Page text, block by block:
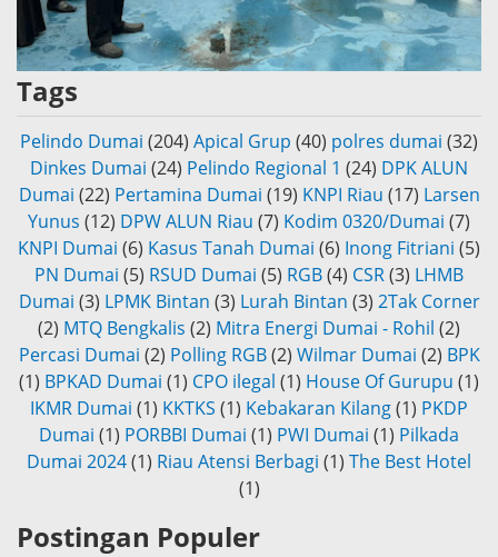
Tags
Pelindo Dumai (204) Apical Grup (40) polres dumai (32)
Dinkes Dumai (24) Pelindo Regional 1 (24) DPK ALUN
Dumai (22) Pertamina Dumai (19) KNPI Riau (17) Larsen
Yunus (12) DPW ALUN Riau (7) Kodim 0320/Dumai (7)
KNPI Dumai (6) Kasus Tanah Dumai (6) Inong Fitriani (5)
PN Dumai (5) RSUD Dumai (5) RGB(4) CSR(3) LHMB
Dumai (3) LPMK Bintan (3) Lurah Bintan (3) 2Tak Corner
(2) MTQ Bengkalis (2) Mitra Energi Dumai - Rohil (2)
Percasi Dumai (2) Polling RGB (2) Wilmar Dumai (2) BPK
(1) BPKAD Dumai (1) CPO ilegal (1) House Of Gurupu (1)
IKMR Dumai (1) KKTKS (1) Kebakaran Kilang(1) PKDP
Dumai (1) PORBBI Dumai (1) PWI Dumai (1) Pilkada
Dumai 2024(1) Riau Atensi Berbagi (1) The Best Hotel
(1)
Postingan Populer